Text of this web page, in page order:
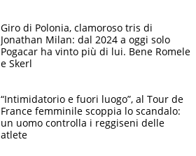
Giro di Polonia, clamoroso tris di
Jonathan Milan: dal 2024 a oggi solo
Pogacar ha vinto più di lui. Bene Romele
e Skerl
“Intimidatorio e fuori luogo”, al Tour de
France femminile scoppia lo scandalo:
un uomo controlla i reggiseni delle
atlete